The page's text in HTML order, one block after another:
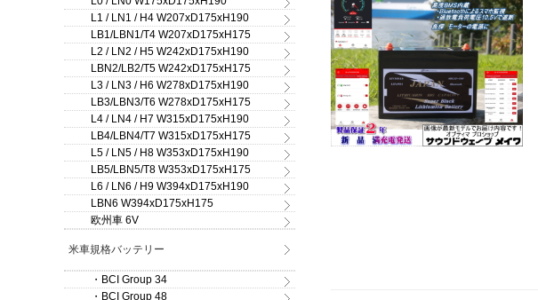
L1 / LN1 / H4 W207xD175xH190
LB1/LBN1/T4 W207xD175xH175
L2 / LN2 / H5 W242xD175xH190
LBN2/LB2/T5 W242xD175xH175
L3 / LN3 / H6 W278xD175xH190
LB3/LBN3/T6 W278xD175xH175
L4 / LN4 / H7 W315xD175xH190
LB4/LBN4/T7 W315xD175xH175
L5 / LN5 / H8 W353xD175xH190
LB5/LBN5/T8 W353xD175xH175
L6 / LN6 / H9 W394xD175xH190
LBN6 W394xD175xH175
欧州車 6V
米車規格バッテリー
・BCI Group 34
・BCI Group 48